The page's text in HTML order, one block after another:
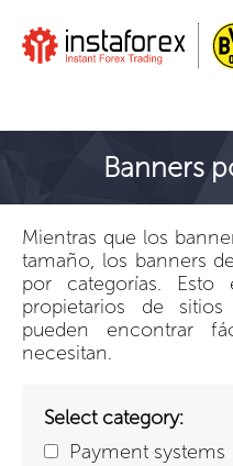
Banners
Mientras que los
tamaño, los banners
por categorías. Esto
propietarios de
pueden encontrar
necesitan.
Select category:
Payment systems